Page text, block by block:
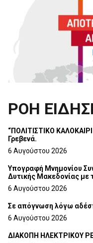
ΡΟΗ
“ΠΟΛΙΤΙΣΤΙΚΟ
Γρεβενά.
6 Αυγούστου 2026
Υπογραφή Μνημονίου
Δυτικής Μακεδονίας με
6 Αυγούστου 2026
Σε απόγνωση λόγω
6 Αυγούστου 2026
ΔΙΑΚΟΠΗ ΗΛΕΚΤΡΙΚΟΥ